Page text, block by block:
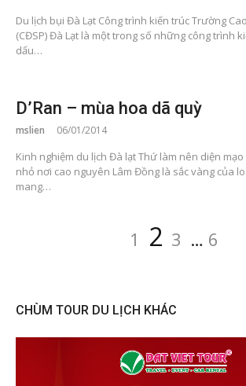
Du lịch bụi Đà Lạt Công trình kiến trúc Trường
(CĐSP) Đà Lạt là một trong số những công trình
dấu…
D’Ran – mùa hoa dã quỳ
mslien 06/01/2014
Kinh nghiệm du lịch Đà lạt Thứ làm nên diện
nhỏ nơi cao nguyên Lâm Đồng là sắc vàng của
mang…
Page
1 Page
2 Page
3 … Page
6
CHÙM TOUR DU LỊCH KHÁC